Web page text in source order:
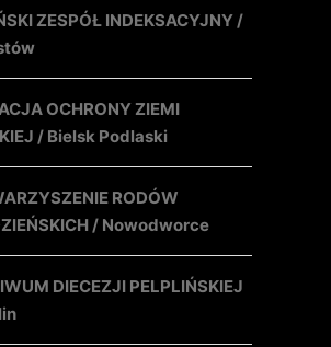
ZESPÓŁ INDEKSACYJNY /
OCHRONY ZIEMI
/ Bielsk Podlaski
RODÓW
/ Nowodworce
DIECEZJI PELPLIŃSKIEJ